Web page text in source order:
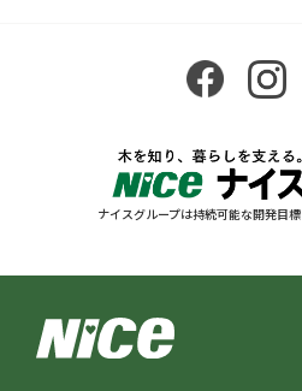
ナイスグループは持続可能な開発目標